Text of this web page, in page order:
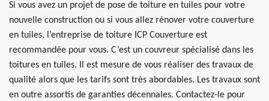
Si vous avez un projet de pose de toiture en tuiles pour votre
nouvelle construction ou si vous allez rénover votre couverture
en tuiles, l’entreprise de toiture ICP Couverture est
recommandée pour vous. C’est un couvreur spécialisé dans les
toitures en tuiles. Il est mesure de vous réaliser des travaux de
qualité alors que les tarifs sont très abordables. Les travaux sont
en outre assortis de garanties décennales. Contactez-le pour